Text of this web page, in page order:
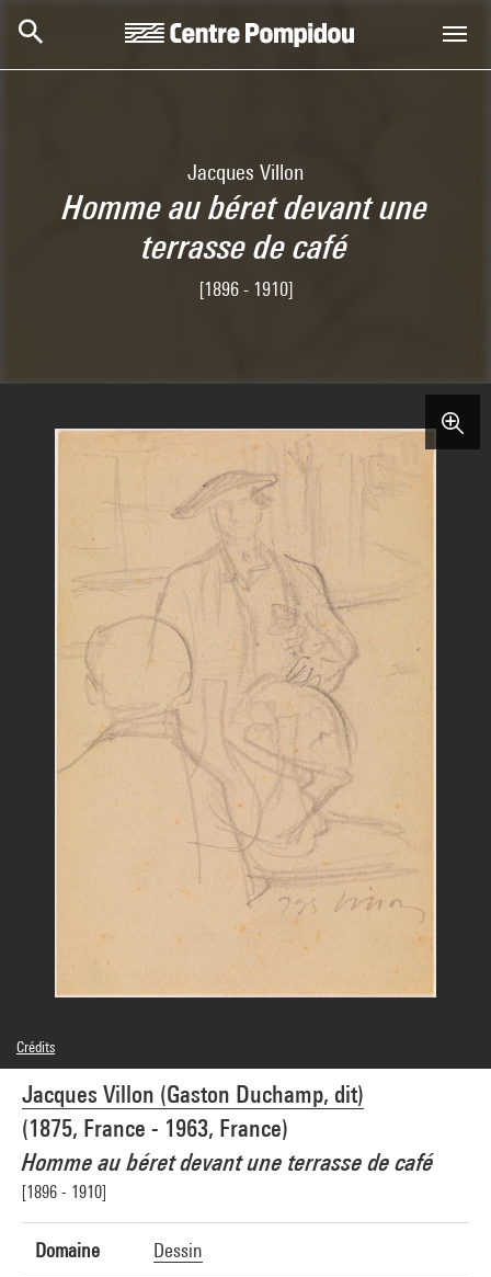
Jacques Villon
Homme au béret devant une
terrasse de café
[1896 - 1910]
Jacques Villon (Gaston Duchamp, dit)
(1875, France - 1963, France)
Homme au béret devant une terrasse de café
[1896 - 1910]
Domaine Dessin
Crédits
© Jacques Villon / Adagp, Paris
Crédit photographique : Centre Pompidou, MNAM-CCI/Philippe Migeat/Dist.
GrandPalaisRmn
Réf. image : 4N73817
Diffusion image :GrandPalaisRmnPhoto